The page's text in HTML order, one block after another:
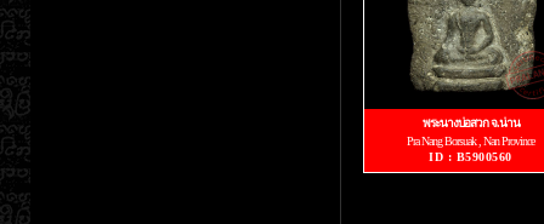
พระนางบ่อสวก จ.น่าน
Pra Nang Borsuak , Nan Province
ID : B5900560